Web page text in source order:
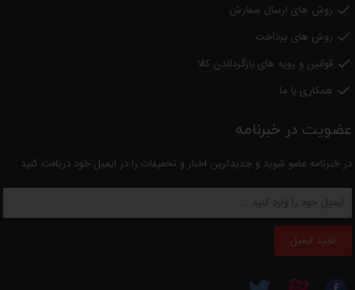
 روش های ارسال سفارش
 روش های پرداخت
 قوانین و رویه های بازگرداندن کالا
 همکاری با ما
عضویت در خبرنامه
در خبرنامه عضو شوید و جدیدترین اخبار و تخفیفات را در ایمیل خود دریافت کنید
تایید ایمیل